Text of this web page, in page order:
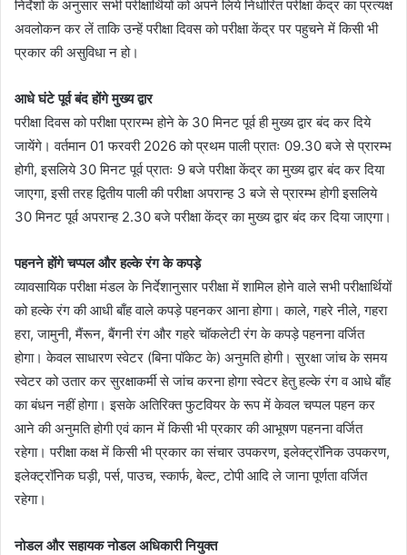
निर्देशों के अनुसार सभी परीक्षार्थियों को अपने लिये निर्धारित परीक्षा केंद्र का प्रत्यक्ष
अवलोकन कर लें ताकि उन्हें परीक्षा दिवस को परीक्षा केंद्र पर पहुचने में किसी भी
प्रकार की असुविधा न हो।
आधे घंटे पूर्व बंद होंगे मुख्य द्वार
परीक्षा दिवस को परीक्षा प्रारम्भ होने के 30 मिनट पूर्व ही मुख्य द्वार बंद कर दिये
जायेंगे। वर्तमान 01 फरवरी 2026 को प्रथम पाली प्रातः 09.30 बजे से प्रारम्भ
होगी, इसलिये 30 मिनट पूर्व प्रातः 9 बजे परीक्षा केंद्र का मुख्य द्वार बंद कर दिया
जाएगा, इसी तरह द्वितीय पाली की परीक्षा अपरान्ह 3 बजे से प्रारम्भ होगी इसलिये
30 मिनट पूर्व अपरान्ह 2.30 बजे परीक्षा केंद्र का मुख्य द्वार बंद कर दिया जाएगा।
पहनने होंगे चप्पल और हल्के रंग के कपड़े
व्यावसायिक परीक्षा मंडल के निर्देशानुसार परीक्षा में शामिल होने वाले सभी परीक्षार्थियों
को हल्के रंग की आधी बाँह वाले कपड़े पहनकर आना होगा। काले, गहरे नीले, गहरा
हरा, जामुनी, मैंरून, बैंगनी रंग और गहरे चॉकलेटी रंग के कपड़े पहनना वर्जित
होगा। केवल साधारण स्वेटर (बिना पॉकेट के) अनुमति होगी। सुरक्षा जांच के समय
स्वेटर को उतार कर सुरक्षाकर्मी से जांच करना होगा स्वेटर हेतु हल्के रंग व आधे बाँह
का बंधन नहीं होगा। इसके अतिरिक्त फुटवियर के रूप में केवल चप्पल पहन कर
आने की अनुमति होगी एवं कान में किसी भी प्रकार की आभूषण पहनना वर्जित
रहेगा। परीक्षा कक्ष में किसी भी प्रकार का संचार उपकरण, इलेक्ट्रॉनिक उपकरण,
इलेक्ट्रॉनिक घड़ी, पर्स, पाउच, स्कार्फ, बेल्ट, टोपी आदि ले जाना पूर्णता वर्जित
रहेगा।
नोडल और सहायक नोडल अधिकारी नियुक्त